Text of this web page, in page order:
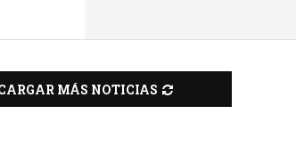
MÁS NOTICIAS